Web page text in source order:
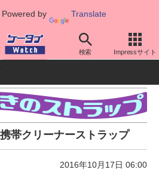
Powered by Translate
検索 Impressサイト
クセサリー その他
帯クリーナーストラップ
2016年10月17日 06:00